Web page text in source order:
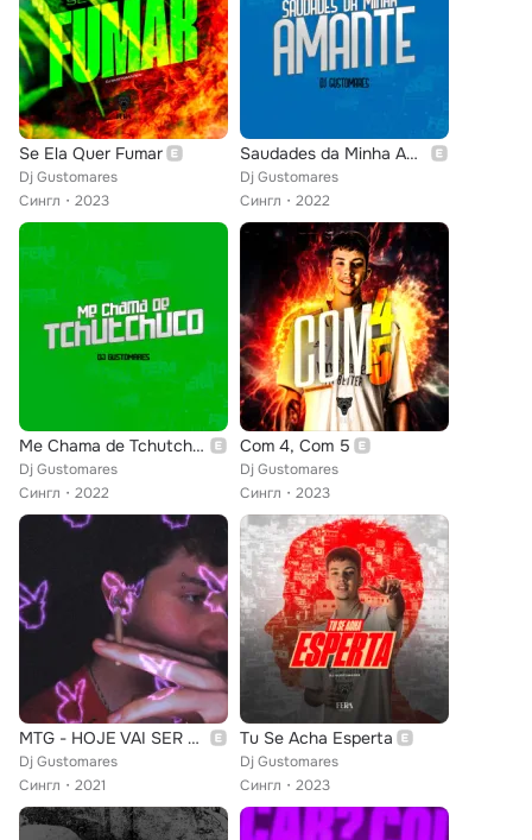
Se Ela Quer Fumar
Dj Gustomares
Сингл
2023
Saudades da Minha Amante
Dj Gustomares
Сингл
2022
Me Chama de Tchutchuco
Dj Gustomares
Сингл
2022
Com 4, Com 5
Dj Gustomares
Сингл
2023
MTG - HOJE VAI SER PROBLEMINHA
Dj Gustomares
Сингл
2021
Tu Se Acha Esperta
Dj Gustomares
Сингл
2023